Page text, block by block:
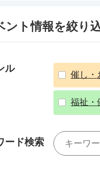
ント情報を絞り
ル
催し・
福祉・
ード検索